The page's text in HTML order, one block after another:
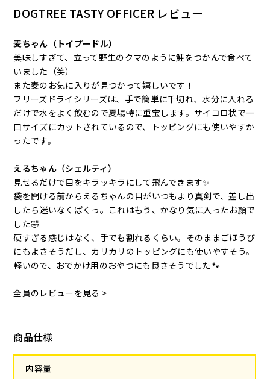
DOGTREE TASTY OFFICER レビュー
麦ちゃん（トイプードル）
美味しすぎて、立って野生のクマのように鮭をつかんで食べて
いました（笑）
また麦のお気に入りが見つかって嬉しいです！
フリーズドライシリーズは、手で簡単に千切れ、水分に入れる
だけで水をよく飲むので夏場特に重宝します。サイコロ状で一
口サイズにカットされているので、トッピングにも使いやすか
ったです。
えるちゃん（シェルティ）
見せるだけで目をキラッキラにして飛んできます✨
袋を開ける前からえるちゃんの目がいつもより真剣で、差し出
したら迷いなくぱくっ。これはもう、かなり気に入ったお顔で
した🤣
硬すぎる感じはなく、手でも割れるくらい。そのままごほうび
にもよさそうだし、カリカリのトッピングにも使いやすそう。
軽いので、おでかけ用のおやつにも良さそうでした🐾
全員のレビューを見る >
商品仕様
内容量